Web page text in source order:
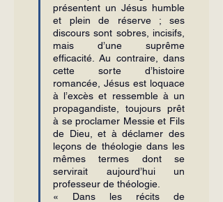
présen­tent un Jésus humble
et plein de réserve ; ses
discours sont sobres, incisifs,
mais d’une suprême
efficacité. Au contraire, dans
cette sorte d’histoire
romancée, Jésus est loquace
à l’excès et ressemble à un
propagandiste, toujours prêt
à se procla­mer Messie et Fils
de Dieu, et à déclamer des
leçons de théologie dans les
mêmes termes dont se
servirait aujourd’hui un
professeur de théologie.
« Dans les récits de